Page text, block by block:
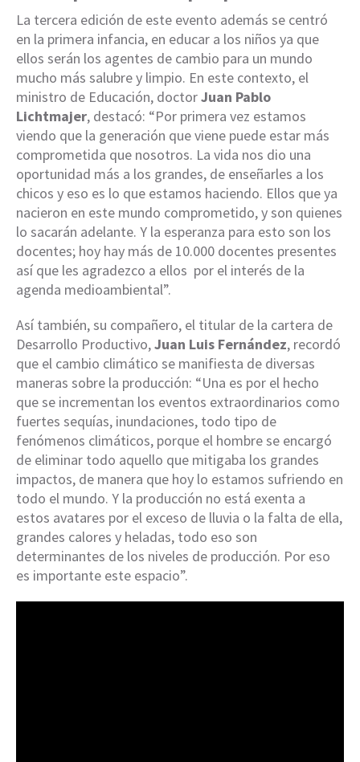
La tercera edición de este evento además se centró
en la primera infancia, en educar a los niños ya que
ellos serán los agentes de cambio para un mundo
mucho más salubre y limpio. En este contexto, el
ministro de Educación, doctorJuan Pablo
Lichtmajer, destacó: “Por primera vez estamos
viendo que la generación que viene puede estar más
comprometida que nosotros. La vida nos dio una
oportunidad más a los grandes, de enseñarles a los
chicos y eso es lo que estamos haciendo. Ellos que ya
nacieron en este mundo comprometido, y son quienes
lo sacarán adelante. Y la esperanza para esto son los
docentes; hoy hay más de 10.000 docentes presentes
así que les agradezco a ellos por el interés de la
agenda medioambiental”.
Así también, su compañero, el titular de la cartera de
Desarrollo Productivo,Juan Luis Fernández, recordó
que el cambio climático se manifiesta de diversas
maneras sobre la producción: “Una es por el hecho
que se incrementan los eventos extraordinarios como
fuertes sequías, inundaciones, todo tipo de
fenómenos climáticos, porque el hombre se encargó
de eliminar todo aquello que mitigaba los grandes
impactos, de manera que hoy lo estamos sufriendo en
todo el mundo. Y la producción no está exenta a
estos avatares por el exceso de lluvia o la falta de ella,
grandes calores y heladas, todo eso son
determinantes de los niveles de producción. Por eso
es importante este espacio”.